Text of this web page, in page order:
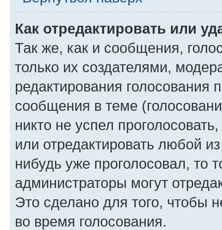
Как отредактировать или
Так же, как и сообщения,
только их создателями,
редактирования голосования
сообщения в теме
никто не успел
или отредактировать любой
нибудь уже проголосовал, то
администраторы могут
Это сделано для того, чтобы
во время голосования.